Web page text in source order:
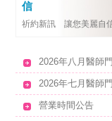
信
祈約新訊 讓您美麗自信
2026年八月醫師
2026年七月醫師
營業時間公告